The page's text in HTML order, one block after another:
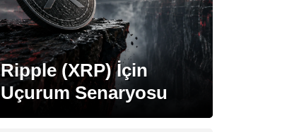
TikTok
Pinterest
LinkedIn
Ripple (XRP) İçin
Uçurum Senaryosu